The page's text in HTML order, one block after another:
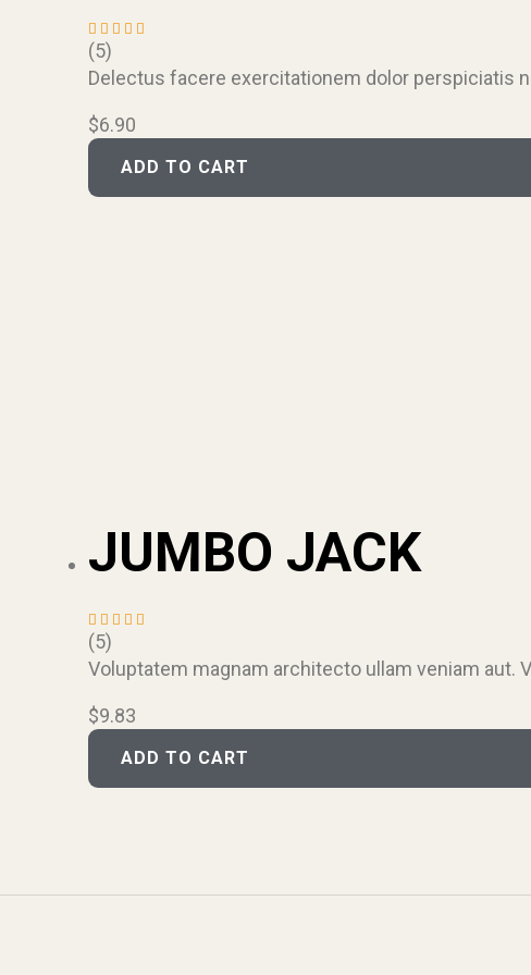
Rated
4.60
out
of 5
(5)
Delectus facere exercitationem dolor perspiciatis
$6.90
ADD TO CART
JUMBO JACK
Rated
4.40
out of
(5)
Voluptatem magnam architecto ullam veniam aut.
$9.83
ADD TO CART